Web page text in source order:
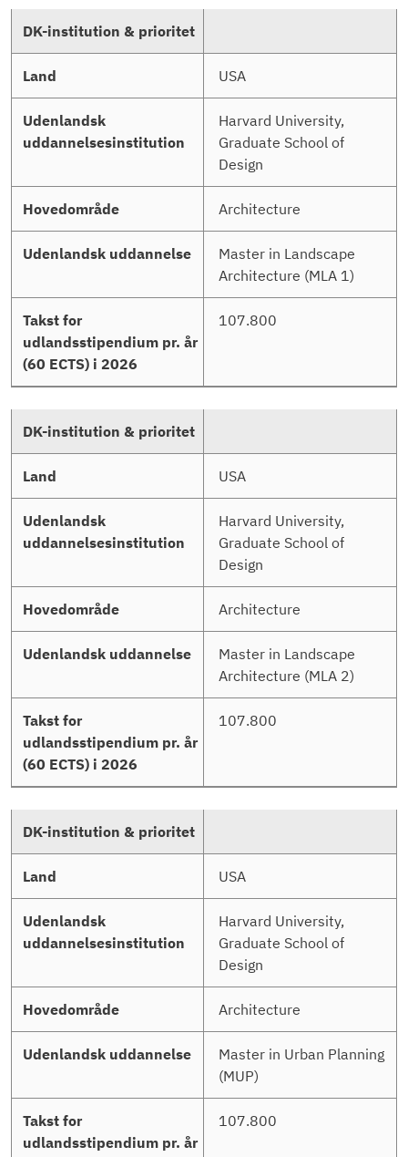
USA
Harvard University,
Graduate School of
Design
Architecture
Master in Landscape
Architecture (MLA 1)
107.800
USA
Harvard University,
Graduate School of
Design
Architecture
Master in Landscape
Architecture (MLA 2)
107.800
USA
Harvard University,
Graduate School of
Design
Architecture
Master in Urban Planning
(MUP)
107.800